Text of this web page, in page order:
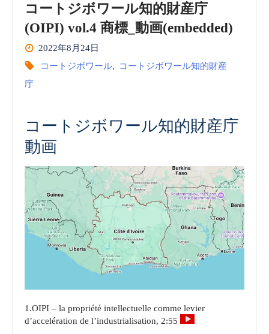
コートジボワール知的財産庁
(OIPI) vol.4 商標_動画(embedded)
2022年8月24日
コートジボワール, コートジボワール知的財産
庁
コートジボワール知的財産庁
動画
1.OIPI – la propriété intellectuelle comme levier
d’accelération de l’industrialisation, 2:55